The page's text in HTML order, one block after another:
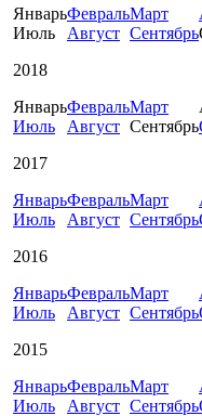
ЯнварьФевральМарт
Июль
Август Сентябрь
2018
ЯнварьФевральМарт
Июль
Август Сентябрь
2017
ЯнварьФевральМарт
Июль
Август Сентябрь
2016
ЯнварьФевральМарт
Июль
Август Сентябрь
2015
ЯнварьФевральМарт
Июль
Август Сентябрь